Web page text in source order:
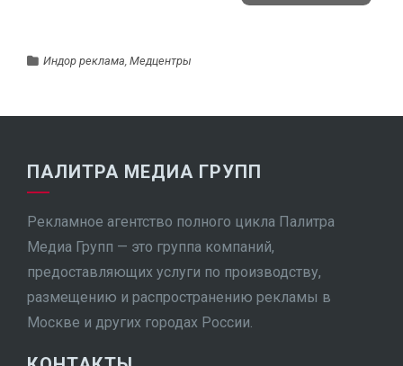
Индор реклама, Медцентры
ПАЛИТРА МЕДИА ГРУПП
Рекламное агентство полного цикла Палитра
Медиа Групп — это группа компаний,
предоставляющих услуги по производству,
размещению и распространению рекламы в
Москве и других городах России.